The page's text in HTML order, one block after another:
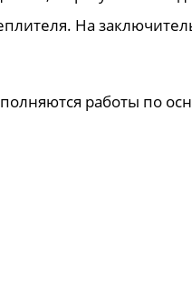
На
работы по